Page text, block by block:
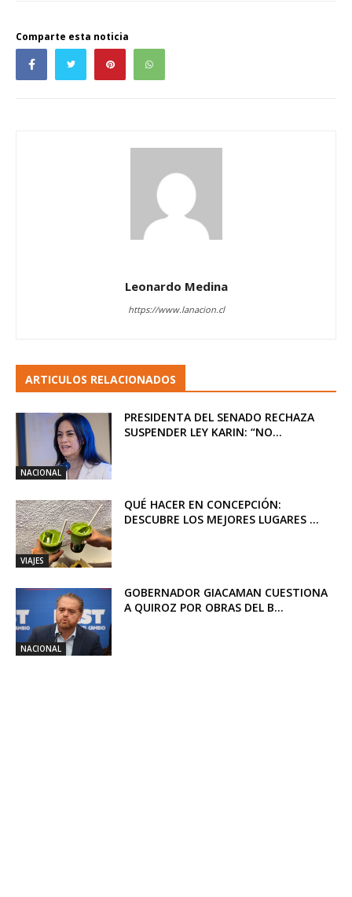
Comparte esta noticia
Leonardo Medina
https://www.lanacion.cl
ARTICULOS RELACIONADOS
NACIONAL
PRESIDENTA DEL SENADO RECHAZA
SUSPENDER LEY KARIN: “NO...
VIAJES
QUÉ HACER EN CONCEPCIÓN:
DESCUBRE LOS MEJORES LUGARES ...
NACIONAL
GOBERNADOR GIACAMAN CUESTIONA
A QUIROZ POR OBRAS DEL B...